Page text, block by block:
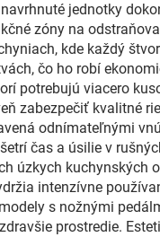
jednotky
zóny na
kde každý
čo ho robí
potrebujú viacero
zabezpečiť kvalitné
odnímateľnými
čas a úsilie v
úzkych kuchynských
intenzívne
s nožnými
prostredie.